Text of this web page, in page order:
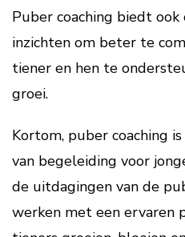
Puber coaching biedt
inzichten om beter te
tiener en hen te
groei.
Kortom, puber coaching
van begeleiding voor
de uitdagingen van de
werken met een ervaren